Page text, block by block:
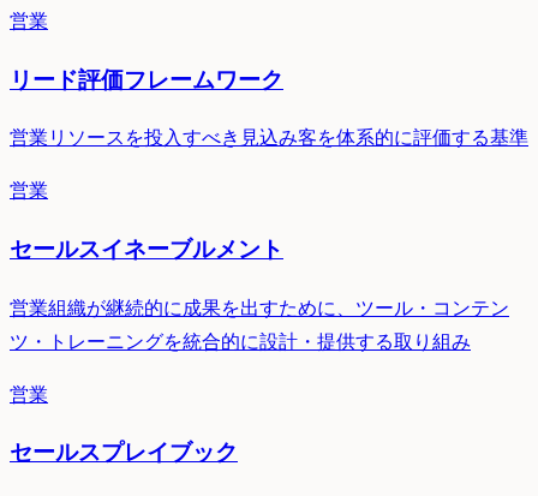
営業
リード評価フレームワーク
営業リソースを投入すべき見込み客を体系的に評価する基準
営業
セールスイネーブルメント
営業組織が継続的に成果を出すために、ツール・コンテン
ツ・トレーニングを統合的に設計・提供する取り組み
営業
セールスプレイブック